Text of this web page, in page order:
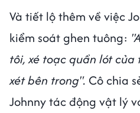
Và tiết lộ thêm về việc
kiểm soát ghen tuông:
tôi, xé toạc quần lót
xét bên trong". Cô chia
Johnny tác động vật lý